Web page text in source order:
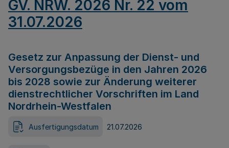
GV. NRW. 2026 Nr. 22 vom
31.07.2026
Gesetz zur Anpassung der Dienst- und
Versorgungsbezüge in den Jahren 2026
bis 2028 sowie zur Änderung weiterer
dienstrechtlicher Vorschriften im Land
Nordrhein-Westfalen
Ausfertigungsdatum 21.07.2026